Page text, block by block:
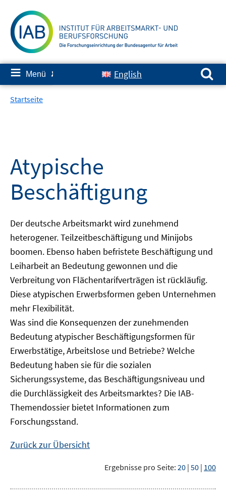
zum
Inhalt
≡ Menü ✘ English
Suchen nach:
Startseite
Atypische
Beschäftigung
Der deutsche Arbeitsmarkt wird zunehmend
heterogener. Teilzeitbeschäftigung und Minijobs
boomen. Ebenso haben befristete Beschäftigung und
Leiharbeit an Bedeutung gewonnen und die
Verbreitung von Flächentarifverträgen ist rückläufig.
Diese atypischen Erwerbsformen geben Unternehmen
mehr Flexibilität.
Was sind die Konsequenzen der zunehmenden
Bedeutung atypischer Beschäftigungsformen für
Erwerbstätige, Arbeitslose und Betriebe? Welche
Bedeutung haben sie für die sozialen
Sicherungssysteme, das Beschäftigungsniveau und
die Durchlässigkeit des Arbeitsmarktes? Die IAB-
Themendossier bietet Informationen zum
Forschungsstand.
Zurück zur Übersicht
Ergebnisse pro Seite: 20 | 50 | 100